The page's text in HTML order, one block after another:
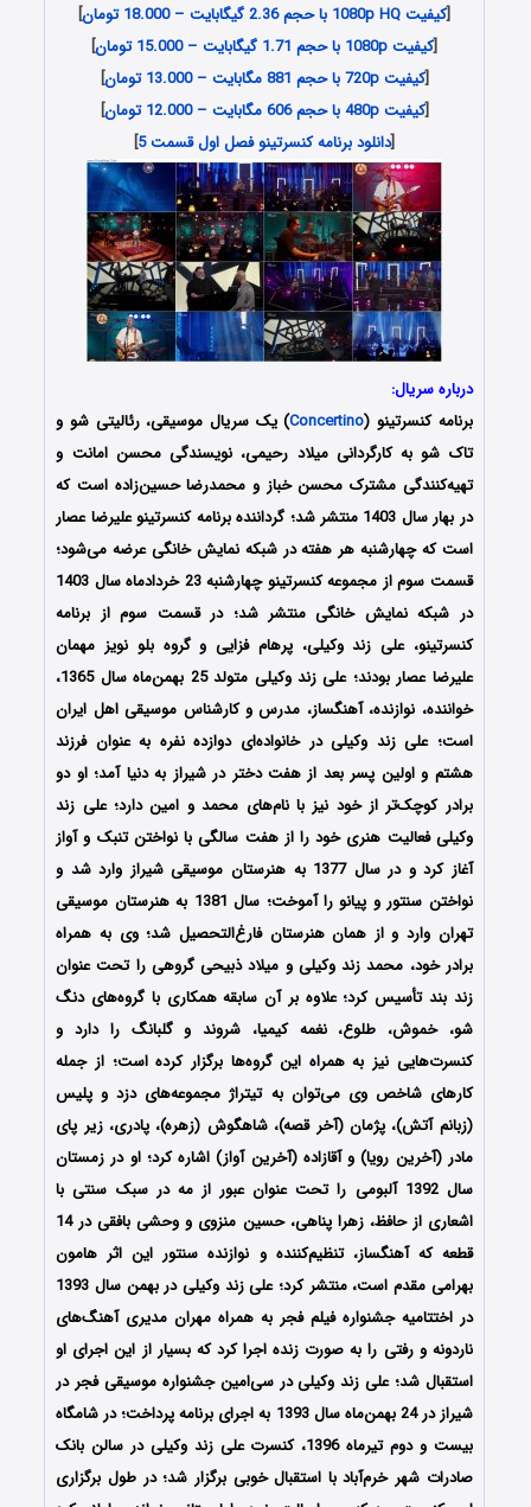
[کیفیت 1080p HQ با حجم 2.36 گیگابایت – 18.000 تومان
]
[کیفیت 1080p با حجم 1.71 گیگابایت – 15.000 تومان
]
[کیفیت 720p با حجم 881 مگابایت – 13.000 تومان
]
[کیفیت 480p با حجم 606 مگابایت – 12.000 تومان
]
[دانلود برنامه کنسرتینو فصل اول قسمت 5 ]
درباره سریال:
برنامه کنسرتینو (Concertino) یک سریال موسیقی، رئالیتی شو و
تاک شو به کارگردانی میلاد رحیمی، نویسندگی محسن امانت و
تهیه‌کنندگی مشترک محسن خباز و محمدرضا حسین‌زاده است که
در بهار سال 1403 منتشر شد؛ گرداننده برنامه کنسرتینو علیرضا عصار
است که چهارشنبه هر هفته در شبکه نمایش خانگی عرضه می‌شود؛
قسمت سوم از مجموعه کنسرتینو چهارشنبه 23 خردادماه سال 1403
در شبکه نمایش خانگی منتشر شد؛ در قسمت سوم از برنامه
کنسرتینو، علی زند وکیلی، پرهام فزایی و گروه بلو نویز مهمان
علیرضا عصار بودند؛ علی زند وکیلی متولد 25 بهمن‌ماه سال 1365،
خواننده، نوازنده، آهنگساز، مدرس و کارشناس موسیقی اهل ایران
است؛ علی زند وکیلی در خانواده‌ای دوازده نفره به عنوان فرزند
هشتم و اولین پسر بعد از هفت دختر در شیراز به دنیا آمد؛ او دو
برادر کوچک‌تر از خود نیز با نام‌های محمد و امین دارد؛ علی زند
وکیلی فعالیت هنری خود را از هفت سالگی با نواختن تنبک و آواز
آغاز کرد و در سال 1377 به هنرستان موسیقی شیراز وارد شد و
نواختن سنتور و پیانو را آموخت؛ سال 1381 به هنرستان موسیقی
تهران وارد و از همان هنرستان فارغ‌التحصیل شد؛ وی به همراه
برادر خود، محمد زند وکیلی و میلاد ذبیحی گروهی را تحت عنوان
زند بند تأسیس کرد؛ علاوه بر آن سابقه همکاری با گروه‌های دنگ
شو، خموش، طلوع، نغمه کیمیا، شروند و گلبانگ را دارد و
کنسرت‌هایی نیز به همراه این گروه‌ها برگزار کرده‌ است؛ از جمله
کارهای شاخص وی می‌توان به تیتراژ مجموعه‌های دزد و پلیس
(زبانم آتش)، پژمان (آخر قصه)، شاهگوش (زهره)، پادری، زیر پای
مادر (آخرین رویا) و آقازاده (آخرین آواز) اشاره کرد؛ او در زمستان
سال 1392 آلبومی را تحت عنوان عبور از مه در سبک سنتی با
اشعاری از حافظ، زهرا پناهی، حسین منزوی و وحشی بافقی در 14
قطعه که آهنگساز، تنظیم‌کننده و نوازنده سنتور این اثر هامون
بهرامی مقدم است، منتشر کرد؛ علی زند وکیلی در بهمن سال 1393
در اختتامیه جشنواره فیلم فجر به همراه مهران مدیری آهنگ‌های
ناردونه و رفتی را به صورت زنده اجرا کرد که بسیار از این اجرای او
استقبال شد؛ علی زند وکیلی در سی‌امین جشنواره موسیقی فجر در
شیراز در 24 بهمن‌ماه سال 1393 به اجرای برنامه پرداخت؛ در شامگاه
بیست و دوم تیرماه 1396، کنسرت علی زند وکیلی در سالن بانک
صادرات شهر خرم‌آباد با استقبال خوبی برگزار شد؛ در طول برگزاری